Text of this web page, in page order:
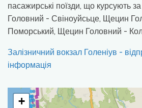
пасажирські поїзди, що курсують
Головний - Свіноуйсьце, Щецин
Поморський, Щецин Головний -
Залізничний вокзал Голеніув -
інформація
+